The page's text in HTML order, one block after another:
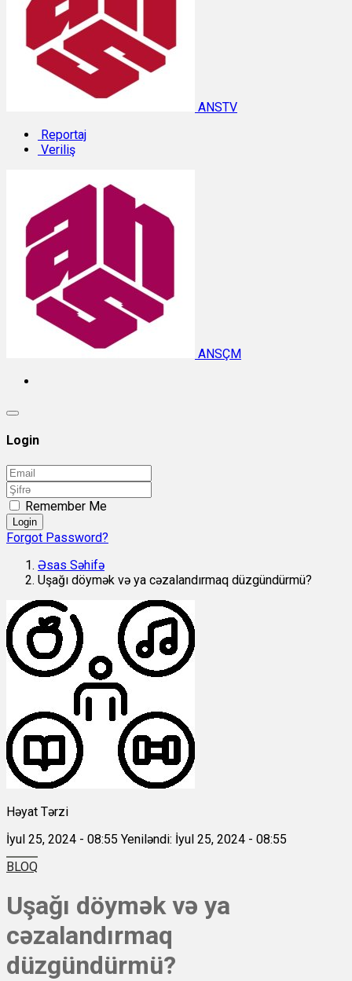
ANSTV
Reportaj
Veriliş
ANSÇM
Login
Remember Me
Login
Forgot Password?
Əsas Səhifə
Uşağı döymək və ya cəzalandırmaq düzgündürmü?
Həyat Tərzi
İyul 25, 2024 - 08:55 Yeniləndi: İyul 25, 2024 - 08:55
BLOQ
Uşağı döymək və ya
cəzalandırmaq
düzgündürmü?